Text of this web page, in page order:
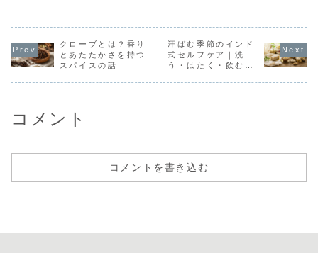
ングなど、リーズ
ナブルに時間を有
効活用する方法を
紹介。初めての利
を通して、今の状
態を読み取る視点
をまとめました。
と巡礼が深まる季
節の行事をやさし
く解説します。
寺院、イベ
報もご紹介
す。インド
クローブとは？香り
とあたたかさを持つ
スパイスの話
汗ばむ季節のインド
式セルフケア｜洗
う・はたく・飲む、
コメント
コメントを書き込む